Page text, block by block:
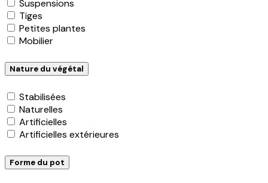
Suspensions
Tiges
Petites plantes
Mobilier
Nature du végétal
Stabilisées
Naturelles
Artificielles
Artificielles extérieures
Forme du pot